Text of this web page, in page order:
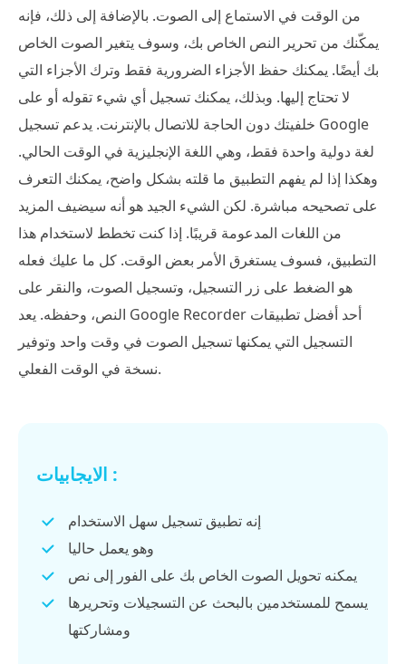
من الوقت في الاستماع إلى الصوت. بالإضافة إلى ذلك، فإنه
يمكّنك من تحرير النص الخاص بك، وسوف يتغير الصوت الخاص
بك أيضًا. يمكنك حفظ الأجزاء الضرورية فقط وترك الأجزاء التي
لا تحتاج إليها. وبذلك، يمكنك تسجيل أي شيء تقوله أو على
خلفيتك دون الحاجة للاتصال بالإنترنت. يدعم تسجيل Google
لغة دولية واحدة فقط، وهي اللغة الإنجليزية في الوقت الحالي.
وهكذا إذا لم يفهم التطبيق ما قلته بشكل واضح، يمكنك التعرف
على تصحيحه مباشرة. لكن الشيء الجيد هو أنه سيضيف المزيد
من اللغات المدعومة قريبًا. إذا كنت تخطط لاستخدام هذا
التطبيق، فسوف يستغرق الأمر بعض الوقت. كل ما عليك فعله
هو الضغط على زر التسجيل، وتسجيل الصوت، والنقر على
النص، وحفظه. يعد Google Recorder أحد أفضل تطبيقات
التسجيل التي يمكنها تسجيل الصوت في وقت واحد وتوفير
نسخة في الوقت الفعلي.
الايجابيات :
إنه تطبيق تسجيل سهل الاستخدام
وهو يعمل حاليا
يمكنه تحويل الصوت الخاص بك على الفور إلى نص
يسمح للمستخدمين بالبحث عن التسجيلات وتحريرها
ومشاركتها